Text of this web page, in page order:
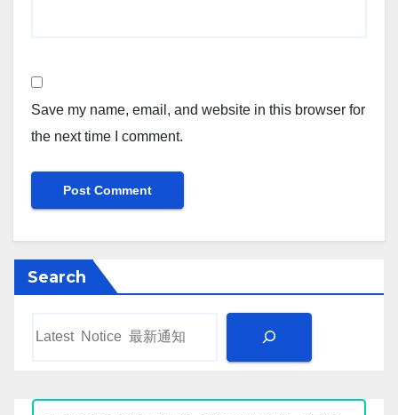
Save my name, email, and website in this browser for
the next time I comment.
Search